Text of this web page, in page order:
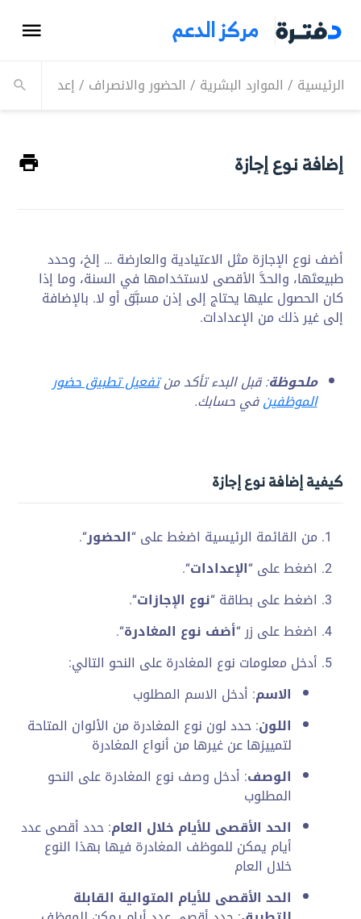
مركز الدعم
الرئيسية / الموارد البشرية / الحضور والانصراف /إعدادات
إضافة نوع إجازة
أضف نوع الإجازة مثل الاعتيادية والعارضة … إلخ، وحدد
طبيعتَها، والحدَّ الأقصى لاستخدامها في السنة، وما إذا
كان الحصول عليها يحتاج إلى إذن مسبَّق أو لا. بالإضافة
إلى غير ذلك من الإعدادات.
ملحوظة: قبل البدء تأكد منتفعيل تطبيق حضور
الموظفينفي حسابك.
كيفية إضافة نوع إجازة
من القائمة الرئيسية اضغط على “الحضور“.
اضغط على “الإعدادات“.
اضغط على بطاقة “نوع الإجازات“.
اضغط على زر “أضف نوع المغادرة“.
أدخل معلومات نوع المغادرة على النحو التالي:
الاسم: أدخل الاسم المطلوب
اللون: حدد لون نوع المغادرة من الألوان المتاحة
لتمييزها عن غيرها من أنواع المغادرة
الوصف: أدخل وصف نوع المغادرة على النحو
المطلوب
الحد الأقصى للأيام خلال العام: حدد أقصى عدد
أيام يمكن للموظف المغادرة فيها بهذا النوع
خلال العام
الحد الأقصى للأيام المتوالية القابلة